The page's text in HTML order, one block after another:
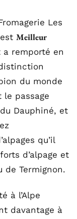
Les
Meilleur
a remporté en
du monde
le passage
Dauphiné, et
qu’il
d’alpage et
de Termignon.
à l’Alpe
davantage à